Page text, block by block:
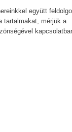
vidékére
sem hinnéd,
együtt
tartalmakat, mérjük a